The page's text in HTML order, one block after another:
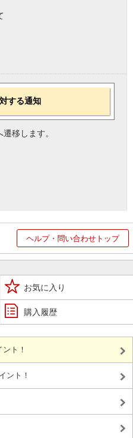
する通知
移します。
ヘルプ・問い合わせトップ
お気に入り
購入履歴
ト！
ント！